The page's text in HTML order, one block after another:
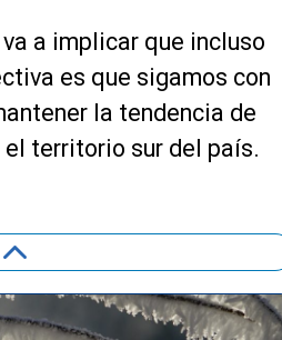
a implicar que incluso
es que sigamos con
la tendencia de
el territorio sur del país.